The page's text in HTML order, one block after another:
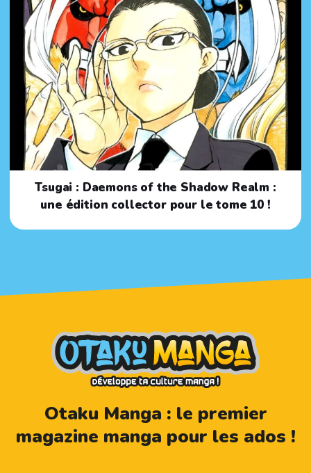
Tsugai : Daemons of the Shadow Realm :
une édition collector pour le tome 10 !
Otaku Manga : le premier
magazine manga pour les ados !